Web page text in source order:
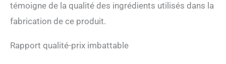
témoigne de la qualité des ingrédients utilisés dans la
fabrication de ce produit.
Rapport qualité-prix imbattable